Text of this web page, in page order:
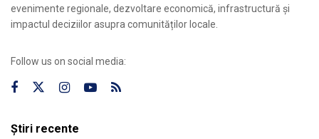
evenimente regionale, dezvoltare economică, infrastructură și
impactul deciziilor asupra comunităților locale.
Follow us on social media:
Știri recente